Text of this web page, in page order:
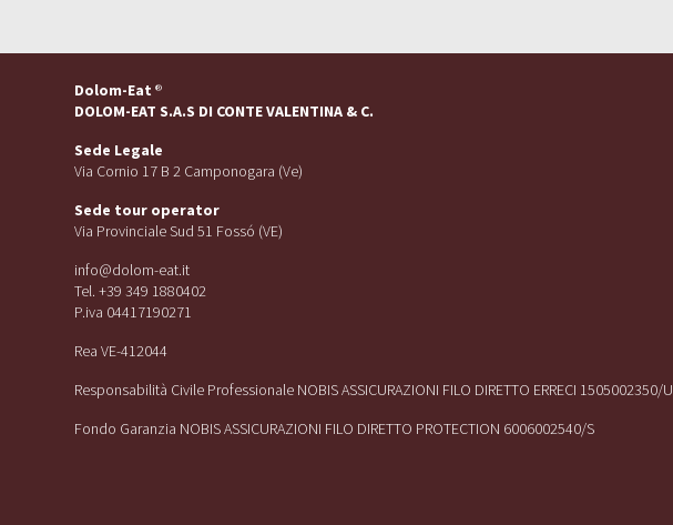
Dolom-Eat ®
DOLOM-EAT S.A.S DI CONTE VALENTINA & C.
Sede Legale
Via Cornio 17 B 2 Camponogara (Ve)
Sede tour operator
Via Provinciale Sud 51 Fossó (VE)
info@dolom-eat.it
Tel. +39 349 1880402
P.iva 04417190271
Rea VE-412044
Responsabilità Civile Professionale NOBIS ASSICURAZIONI FILO DIRETTO ERRECI 1505002350/U
Fondo Garanzia NOBIS ASSICURAZIONI FILO DIRETTO PROTECTION 6006002540/S